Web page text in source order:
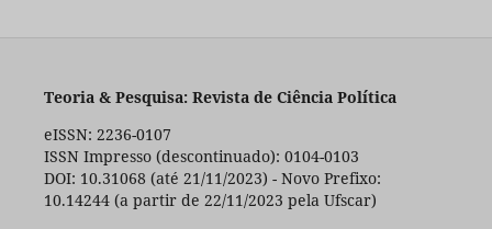
Teoria & Pesquisa: Revista de Ciência Política
eISSN: 2236-0107
ISSN Impresso (descontinuado): 0104-0103
DOI: 10.31068 (até 21/11/2023) - Novo Prefixo:
10.14244 (a partir de 22/11/2023 pela Ufscar)